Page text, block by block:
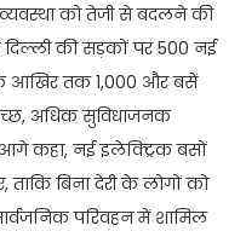
को तेजी से बदलने की
की सड़कों पर 500 नई
आखिर तक 1,000 और बसें
अधिक सुविधाजनक
आगे कहा, नई इलेक्ट्रिक बसों
बिना देरी के लोगों को
परिवहन में शामिल